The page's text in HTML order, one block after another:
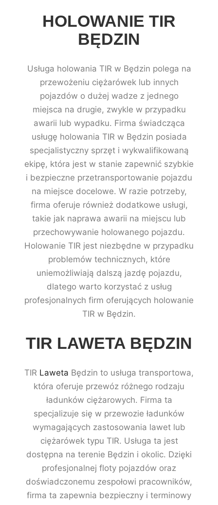
HOLOWANIE TIR
BĘDZIN
Usługa holowania TIR w Będzin polega na
przewożeniu ciężarówek lub innych
pojazdów o dużej wadze z jednego
miejsca na drugie, zwykle w przypadku
awarii lub wypadku. Firma świadcząca
usługę holowania TIR w Będzin posiada
specjalistyczny sprzęt i wykwalifikowaną
ekipę, która jest w stanie zapewnić szybkie
i bezpieczne przetransportowanie pojazdu
na miejsce docelowe. W razie potrzeby,
firma oferuje również dodatkowe usługi,
takie jak naprawa awarii na miejscu lub
przechowywanie holowanego pojazdu.
Holowanie TIR jest niezbędne w przypadku
problemów technicznych, które
uniemożliwiają dalszą jazdę pojazdu,
dlatego warto korzystać z usług
profesjonalnych firm oferujących holowanie
TIR w Będzin.
TIR LAWETA BĘDZIN
TIR Laweta Będzin to usługa transportowa,
która oferuje przewóz różnego rodzaju
ładunków ciężarowych. Firma ta
specjalizuje się w przewozie ładunków
wymagających zastosowania lawet lub
ciężarówek typu TIR. Usługa ta jest
dostępna na terenie Będzin i okolic. Dzięki
profesjonalnej floty pojazdów oraz
doświadczonemu zespołowi pracowników,
firma ta zapewnia bezpieczny i terminowy